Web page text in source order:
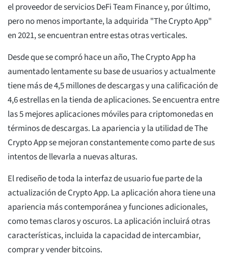
el proveedor de servicios DeFi Team Finance y, por último,
pero no menos importante, la adquirida "The Crypto App"
en 2021, se encuentran entre estas otras verticales.
Desde que se compró hace un año, The Crypto App ha
aumentado lentamente su base de usuarios y actualmente
tiene más de 4,5 millones de descargas y una calificación de
4,6 estrellas en la tienda de aplicaciones. Se encuentra entre
las 5 mejores aplicaciones móviles para criptomonedas en
términos de descargas. La apariencia y la utilidad de The
Crypto App se mejoran constantemente como parte de sus
intentos de llevarla a nuevas alturas.
El rediseño de toda la interfaz de usuario fue parte de la
actualización de Crypto App. La aplicación ahora tiene una
apariencia más contemporánea y funciones adicionales,
como temas claros y oscuros. La aplicación incluirá otras
características, incluida la capacidad de intercambiar,
comprar y vender bitcoins.